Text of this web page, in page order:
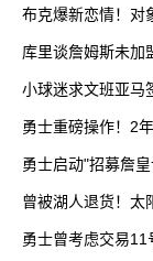
布克爆新恋情！对
库里谈詹姆斯未加
小球迷求文班亚马
勇士重磅操作！2
勇士启动"招募詹
曾被湖人退货！太
勇士曾考虑交易